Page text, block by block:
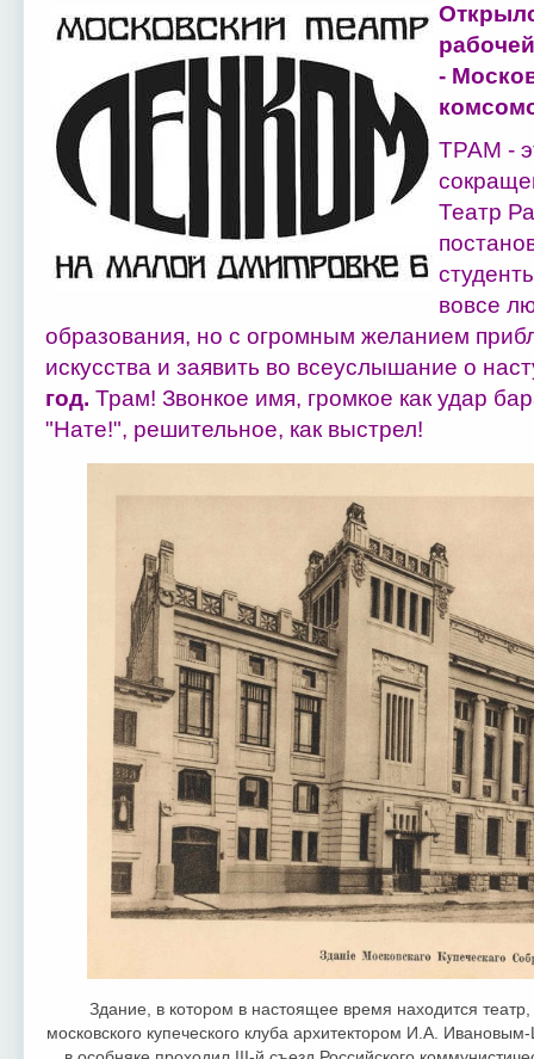
-
ТРАМ -
Театр
вовсе
образования, но с огромным желанием
искусства и заявить во всеуслышание о
год. Трам! Звонкое имя, громкое как удар
"Нате!", решительное, как выстрел!
Здание, в котором в настоящее время находится
московского купеческого клуба архитектором И.А.